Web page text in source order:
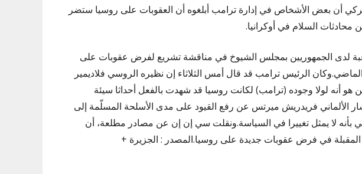
أن بعض الأشخاص في إدارة ترامب أبلغوه أن العقوبات على روسيا ستضر
السلام في أوكرانيا.
لدى الجمهوريين بمجلس الشيوخ في مناقشة تشريع لفرض عقوبات على
الرئيس ترامب قد قال أمس الثلاثاء إن نظيره الروسي فلاديمير
هو أنه لولا وجوده (ترامب) لكانت روسيا قد شهدت بالفعل أحداثا سيئة
الألماني فريدريش ميرتس عن رفع القيود على مدى الأسلحة المسلّمة إلى
بأنه لا يمثل تغييرا في السياسة.ونقلت سي إن إن عن مصادر مطلعة، أن
المقبلة في فرض عقوبات جديدة على روسيا.المصدر : الجزيرة +